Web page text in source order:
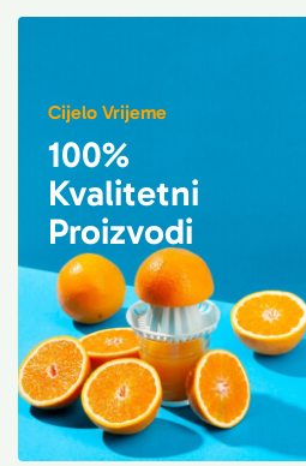
Cijelo Vrijeme
100%
Kvalitetni
Proizvodi